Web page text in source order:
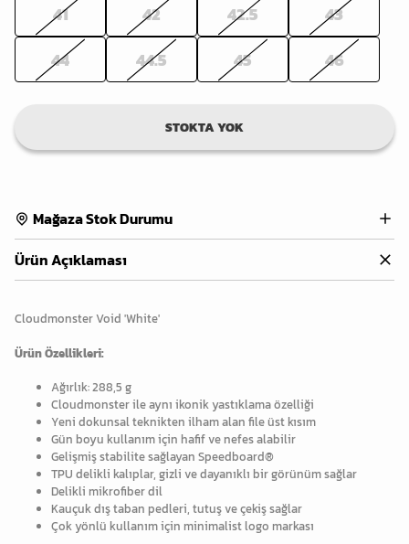
41 42 42.5
43
44
44.5 45 46
STOKTA YOK
Mağaza Stok Durumu
Ürün Açıklaması
Cloudmonster Void 'White'
Ürün Özellikleri:
Ağırlık: 288,5 g
Cloudmonster ile aynı ikonik yastıklama özelliği
Yeni dokunsal teknikten ilham alan file üst kısım
Gün boyu kullanım için hafif ve nefes alabilir
Gelişmiş stabilite sağlayan Speedboard®
TPU delikli kalıplar, gizli ve dayanıklı bir görünüm sağlar
Delikli mikrofiber dil
Kauçuk dış taban pedleri, tutuş ve çekiş sağlar
Çok yönlü kullanım için minimalist logo markası